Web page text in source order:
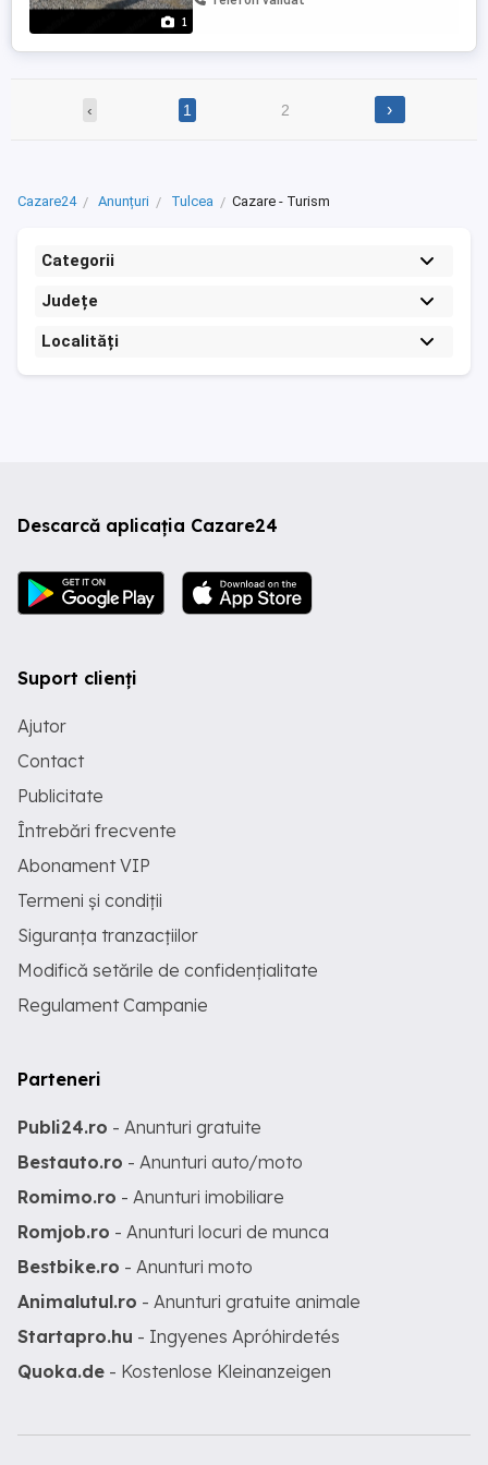
1
‹ 1 2 ›
Cazare24 Anunțuri Tulcea Cazare - Turism
Categorii
Județe
Localități
Descarcă aplicația Cazare24
Suport clienți
Ajutor
Contact
Publicitate
Întrebări frecvente
Abonament VIP
Termeni și condiții
Siguranța tranzacțiilor
Modifică setările de confidențialitate
Regulament Campanie
Parteneri
Publi24.ro - Anunturi gratuite
Bestauto.ro - Anunturi auto/moto
Romimo.ro - Anunturi imobiliare
Romjob.ro - Anunturi locuri de munca
Bestbike.ro - Anunturi moto
Animalutul.ro - Anunturi gratuite animale
Startapro.hu - Ingyenes Apróhirdetés
Quoka.de - Kostenlose Kleinanzeigen